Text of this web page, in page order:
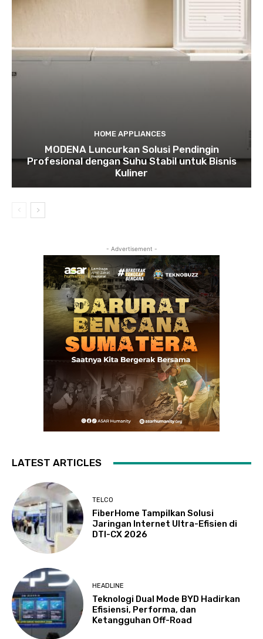
HOME APPLIANCES
MODENA Luncurkan Solusi Pendingin
Profesional dengan Suhu Stabil untuk Bisnis
Kuliner
- Advertisement -
LATEST ARTICLES
TELCO
FiberHome Tampilkan Solusi
Jaringan Internet Ultra-Efisien di
DTI-CX 2026
HEADLINE
Teknologi Dual Mode BYD Hadirkan
Efisiensi, Performa, dan
Ketangguhan Off-Road